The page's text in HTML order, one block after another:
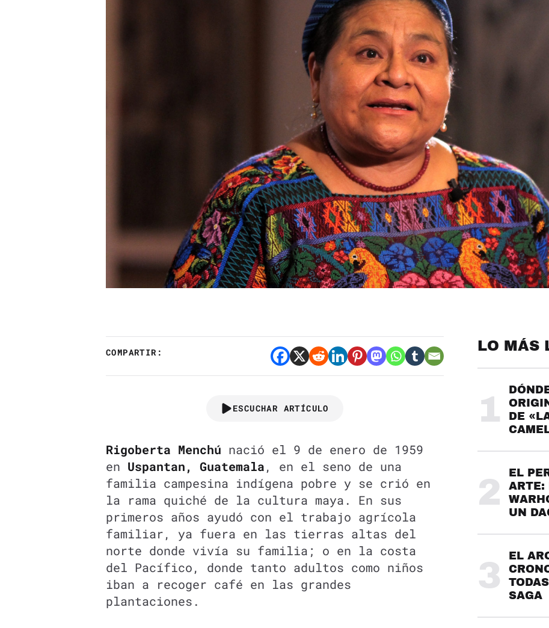
COMPARTIR:
ESCUCHAR ARTÍCULO
Rigoberta Menchú nació el 9 de enero de 1959
en Uspantan, Guatemala, en el seno de una
familia campesina indígena pobre y se crió en
la rama quiché de la cultura maya. En sus
primeros años ayudó con el trabajo agrícola
familiar, ya fuera en las tierras altas del
norte donde vivía su familia; o en la costa
del Pacífico, donde tanto adultos como niños
iban a recoger café en las grandes
plantaciones.
LO MÁS
1
DE
2
EL
ARTE:
UN
3
EL
SAGA